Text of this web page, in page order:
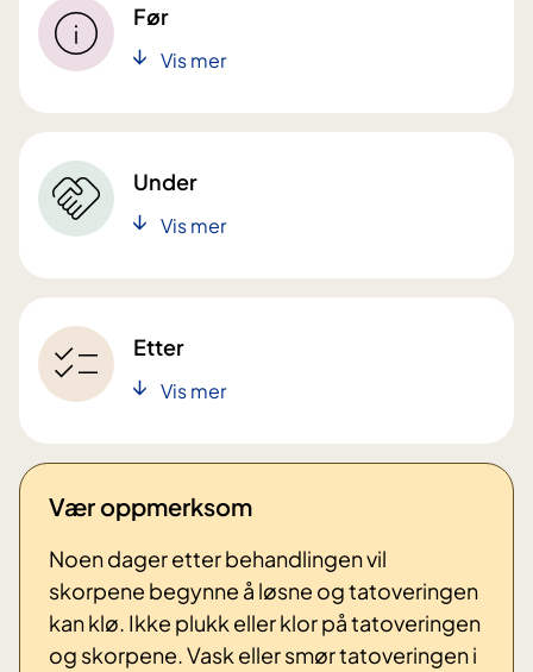
Før
Vis mer
Under
Vis mer
Etter
Vis mer
Vær oppmerksom
Noen dager etter behandlingen vil
skorpene begynne å løsne og tatoveringen
kan klø. Ikke plukk eller klor på tatoveringen
og skorpene. Vask eller smør tatoveringen i